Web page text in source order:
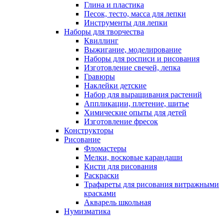
Глина и пластика
Песок, тесто, масса для лепки
Инструменты для лепки
Наборы для творчества
Квиллинг
Выжигание, моделирование
Наборы для росписи и рисования
Изготовление свечей, лепка
Гравюры
Наклейки детские
Набор для выращивания растений
Аппликации, плетение, шитье
Химические опыты для детей
Изготовление фресок
Конструкторы
Рисование
Фломастеры
Мелки, восковые карандаши
Кисти для рисования
Раскраски
Трафареты для рисования витражными
красками
Акварель школьная
Нумизматика